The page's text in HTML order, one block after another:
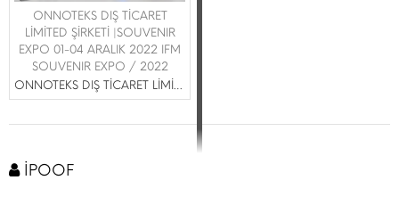
ONNOTEKS DIŞ TİCARET
LİMİTED ŞİRKETİ |SOUVENIR
EXPO 01-04 ARALIK 2022 IFM
SOUVENIR EXPO / 2022
ONNOTEKS DIŞ TİCARET LİMİTED ŞİRKETİ
İPOOF